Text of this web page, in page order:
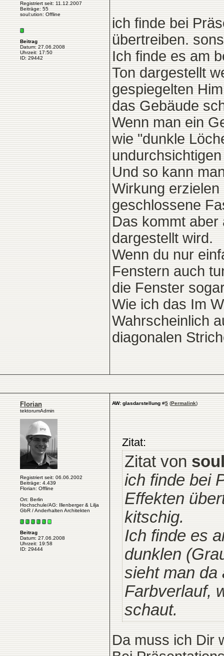
Registriert seit: 11.12.2007
Beiträge: 55
soul:ution: Offline
Beitrag
Datum: 27.06.2008
Uhrzeit: 17:50
ID: 29442
ich finde bei
übertreiben.
Ich finde es am
Ton dargestellt
gespiegelten
das Gebäude
Wenn man ein
wie "dunkle
Und so kann
Wirkung
geschlossene
Das kommt
dargestellt wird.
Wenn du nur
Fenstern auch
die Fenster
Wie ich das Im
Wahrscheinlich
diagonalen
Florian
tektorumAdmin
Registriert seit: 06.06.2002
Beiträge: 4.439
Florian: Offline
Ort: Berlin
Hochschule/AG: Illenberger & Lilja
GbR / Anderhalten Architekten
Beitrag
Datum: 27.06.2008
Uhrzeit: 19:58
ID: 29444
AW: glasdarstellung #5 (Permalink)
Zitat:
Zitat von
ich finde bei
Effekten
kitschig.
Ich finde es
dunklen
sieht man da
Farbverlauf,
schaut.
Da muss ich Dir